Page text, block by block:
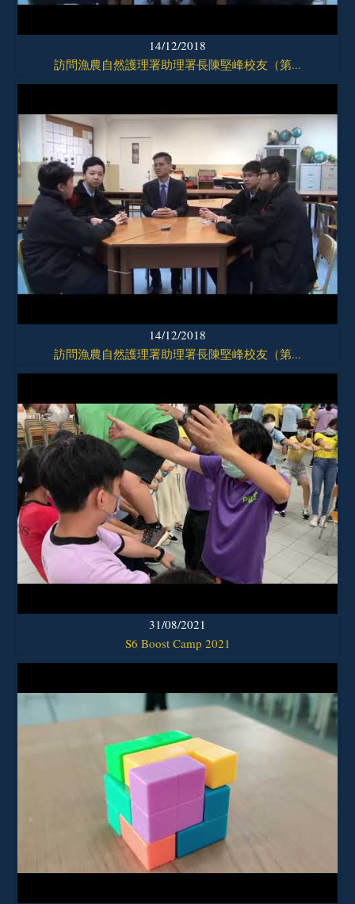
14/12/2018
訪問漁農自然護理署助理署長陳堅峰校友（第...
14/12/2018
訪問漁農自然護理署助理署長陳堅峰校友（第...
31/08/2021
S6 Boost Camp 2021